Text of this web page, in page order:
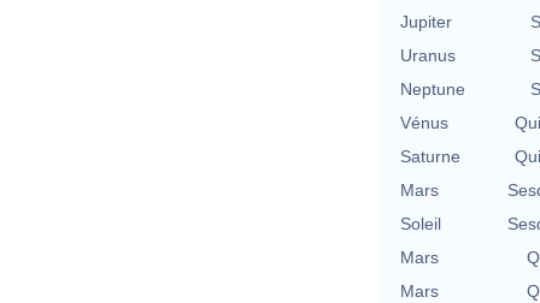
Jupiter
Uranus
Neptune
Vénus
Saturne
Mars
Soleil
Mars
Mars